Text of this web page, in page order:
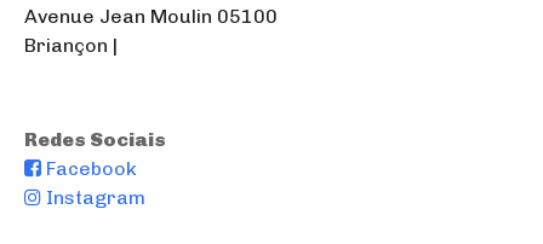
Avenue Jean Moulin 05100
Briançon |
Redes Sociais
Facebook
Instagram